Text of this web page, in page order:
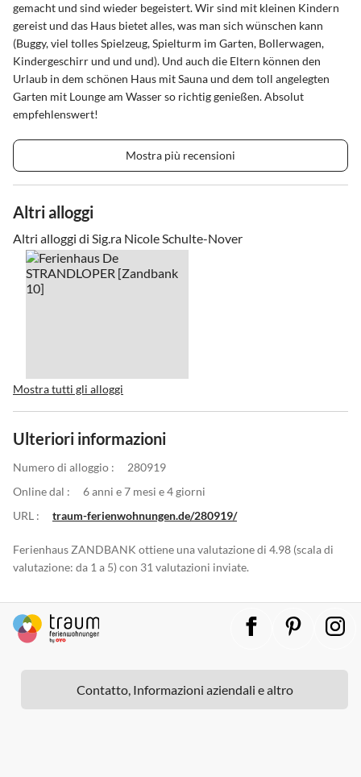
gemacht und sind wieder begeistert. Wir sind mit kleinen Kindern
gereist und das Haus bietet alles, was man sich wünschen kann
(Buggy, viel tolles Spielzeug, Spielturm im Garten, Bollerwagen,
Kindergeschirr und und und). Und auch die Eltern können den
Urlaub in dem schönen Haus mit Sauna und dem toll angelegten
Garten mit Lounge am Wasser so richtig genießen. Absolut
empfehlenswert!
Mostra più recensioni
Altri alloggi
Altri alloggi di Sig.ra Nicole Schulte-Nover
Mostra tutti gli alloggi
Ulteriori informazioni
Numero di alloggio :
280919
Online dal :
6 anni e 7 mesi e 4 giorni
URL :
traum-ferienwohnungen.de/280919/
Ferienhaus ZANDBANK ottiene una valutazione di 4.98 (scala di
valutazione: da 1 a 5) con 31 valutazioni inviate.
Contatto, Informazioni aziendali e altro